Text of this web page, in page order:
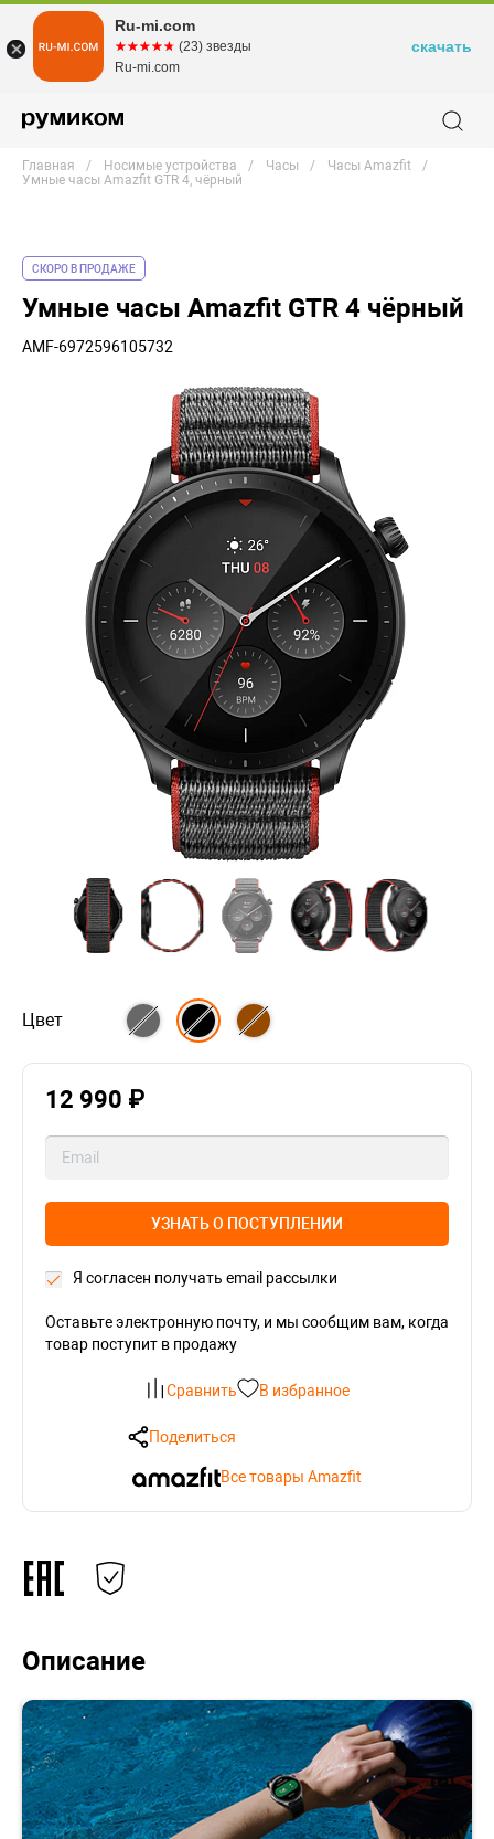
Главная Носимые устройства Часы
Часы Amazfit
Умные часы Amazfit GTR 4, чёрный
СКОРО В ПРОДАЖЕ
Умные часы Amazfit GTR 4 чёрный
AMF-6972596105732
Цвет
12 990 ₽
УЗНАТЬ О ПОСТУПЛЕНИИ
Я согласен получать email рассылки
Оставьте электронную почту, и мы сообщим вам, когда
товар поступит в продажу
Сравнить В избранное
Поделиться
Все товары Amazfit
Описание
Ru-mi.com
☆☆☆☆☆
★★★★★ (23) звезды
Ru-mi.com
скачать